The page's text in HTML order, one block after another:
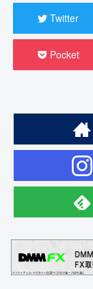
Twitter
Pocket